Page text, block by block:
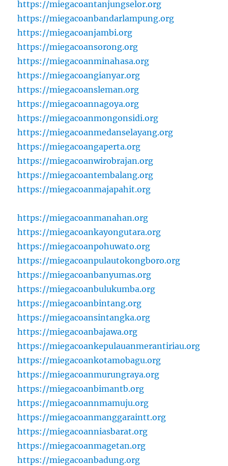
https://miegacoantanjungselor.org
https://miegacoanbandarlampung.org
https://miegacoanjambi.org
https://miegacoansorong.org
https://miegacoanminahasa.org
https://miegacoangianyar.org
https://miegacoansleman.org
https://miegacoannagoya.org
https://miegacoanmongonsidi.org
https://miegacoanmedanselayang.org
https://miegacoangaperta.org
https://miegacoanwirobrajan.org
https://miegacoantembalang.org
https://miegacoanmajapahit.org
https://miegacoanmanahan.org
https://miegacoankayongutara.org
https://miegacoanpohuwato.org
https://miegacoanpulautokongboro.org
https://miegacoanbanyumas.org
https://miegacoanbulukumba.org
https://miegacoanbintang.org
https://miegacoansintangka.org
https://miegacoanbajawa.org
https://miegacoankepulauanmerantiriau.org
https://miegacoankotamobagu.org
https://miegacoanmurungraya.org
https://miegacoanbimantb.org
https://miegacoannmamuju.org
https://miegacoanmanggaraintt.org
https://miegacoanniasbarat.org
https://miegacoanmagetan.org
https://miegacoanbadung.org